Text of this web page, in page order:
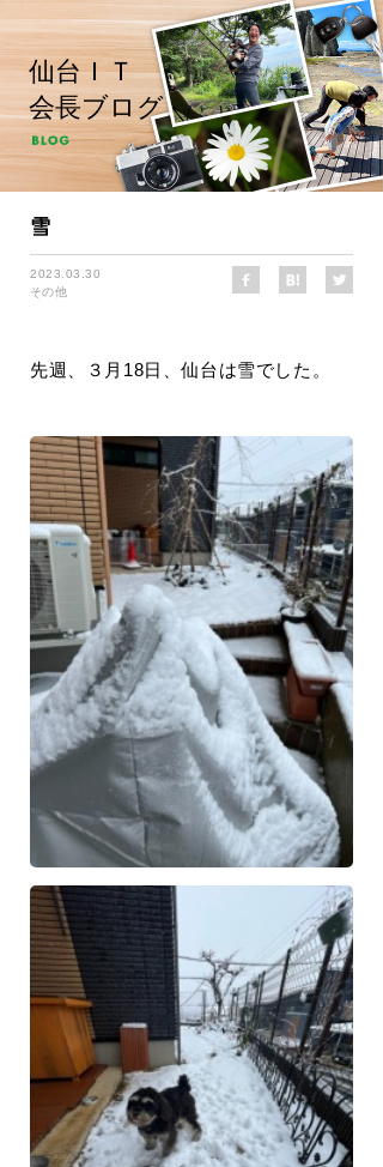
仙台ＩＴ
会長ブログ
雪
2023.03.30
その他
先週、３月18日、仙台は雪でした。